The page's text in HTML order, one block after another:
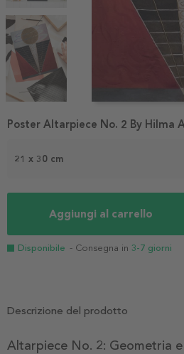
1
21 x 30 cm
Aggiungi al carrello
Disponibile - Consegna in 3-7 giorni
Poster Altarpiece No. 2 By Hilma
Descrizione del prodotto
Altarpiece No. 2: Geometria